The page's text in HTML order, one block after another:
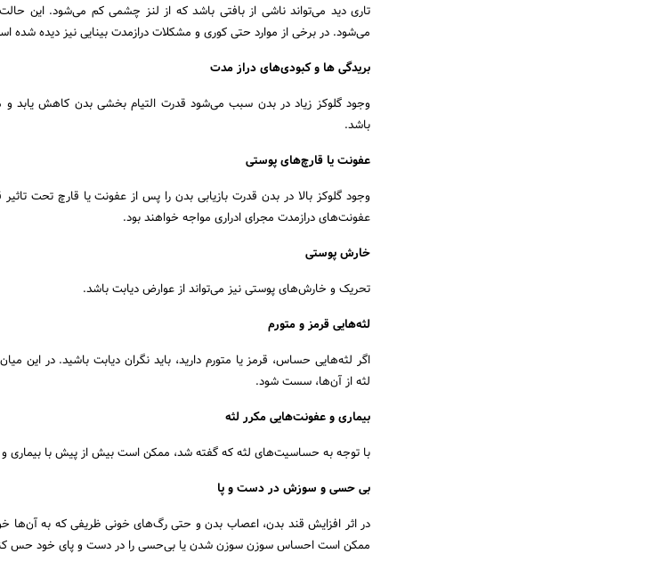
تاری دید می‌تواند ناشی از بافتی باشد که از لنز چشمی کم می‌شود. این
می‌شود. در برخی از موارد حتی کوری و مشکلات درازمدت بینایی نیز دیده شده‌
بریدگی ها و کبودی‌های دراز مدت
وجود گلوکز زیاد در بدن سبب می‌شود قدرت التیام بخشی بدن کاهش یابد و
باشد.
عفونت یا قارچ‌های پوستی
وجود گلوکز بالا در بدن قدرت بازیابی بدن را پس از عفونت یا قارچ تحت
عفونت‌های درازمدت مجرای ادراری مواجه خواهند بود.
خارش پوستی
تحریک و خارش‌های پوستی نیز می‌تواند از عوارض دیابت باشد.
لثه‌هایی قرمز و متورم
اگر لثه‌هایی حساس، قرمز یا متورم دارید، باید نگران دیابت باشید. در این
لثه از آن‌ها، سست شود.
بیماری و عفونت‌هایی مکرر لثه
با توجه به حساسیت‌های لثه که گفته شد، ممکن است بیش از پیش با بیماری
بی حسی و سوزش در دست‌ و پا
در اثر افزایش قند بدن، اعصاب بدن و حتی رگ‌های خونی ظریفی که به آن‌ها
ممکن است احساس سوزن سوزن شدن یا بی‌حسی را در دست و پای خود حس